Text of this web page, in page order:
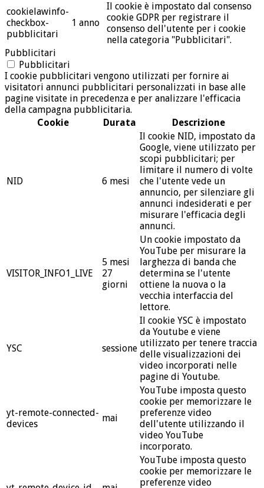
cookielawinfo-
checkbox-
pubblicitari
1 anno
Il cookie è impostato dal consenso
cookie GDPR per registrare il
consenso dell'utente per i cookie
nella categoria "Pubblicitari".
Pubblicitari
Pubblicitari
I cookie pubblicitari vengono utilizzati per fornire ai
visitatori annunci pubblicitari personalizzati in base alle
pagine visitate in precedenza e per analizzare l'efficacia
della campagna pubblicitaria.
Cookie
Durata Descrizione
NID 6 mesi
Il cookie NID, impostato da
Google, viene utilizzato per
scopi pubblicitari; per
limitare il numero di volte
che l'utente vede un
annuncio, per silenziare gli
annunci indesiderati e per
misurare l'efficacia degli
annunci.
VISITOR_INFO1_LIVE
5 mesi
27
giorni
Un cookie impostato da
YouTube per misurare la
larghezza di banda che
determina se l'utente
ottiene la nuova o la
vecchia interfaccia del
lettore.
YSC sessione
Il cookie YSC è impostato
da Youtube e viene
utilizzato per tenere traccia
delle visualizzazioni dei
video incorporati nelle
pagine di Youtube.
yt-remote-connected-
devices
mai
YouTube imposta questo
cookie per memorizzare le
preferenze video
dell'utente utilizzando il
video YouTube
incorporato.
YouTube imposta questo
cookie per memorizzare le
preferenze video